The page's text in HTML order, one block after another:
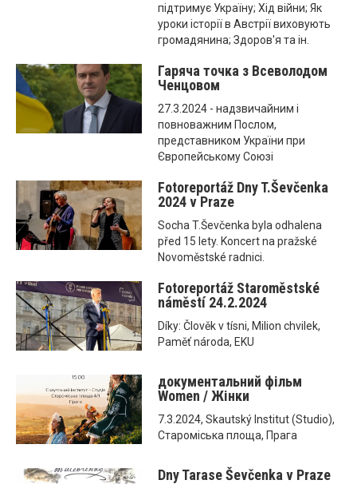
підтримує Україну; Хід війни; Як
уроки історії в Австрії виховують
громадянина; Здоров'я та ін.
Гаряча точка з Всеволодом
Ченцовом
27.3.2024 - надзвичайним і
повноважним Послом,
представником України при
Європейському Союзі
Fotoreportáž Dny T.Ševčenka
2024 v Praze
Socha T.Ševčenka byla odhalena
před 15 lety. Koncert na pražské
Novoměstské radnici.
Fotoreportáž Staroměstské
náměstí 24.2.2024
Díky: Člověk v tísni, Milion chvilek,
Paměť národa, EKU
документальний фільм
Women / Жінки
7.3.2024, Skautský Institut (Studio),
Староміська площа, Прага
Dny Tarase Ševčenka v Praze